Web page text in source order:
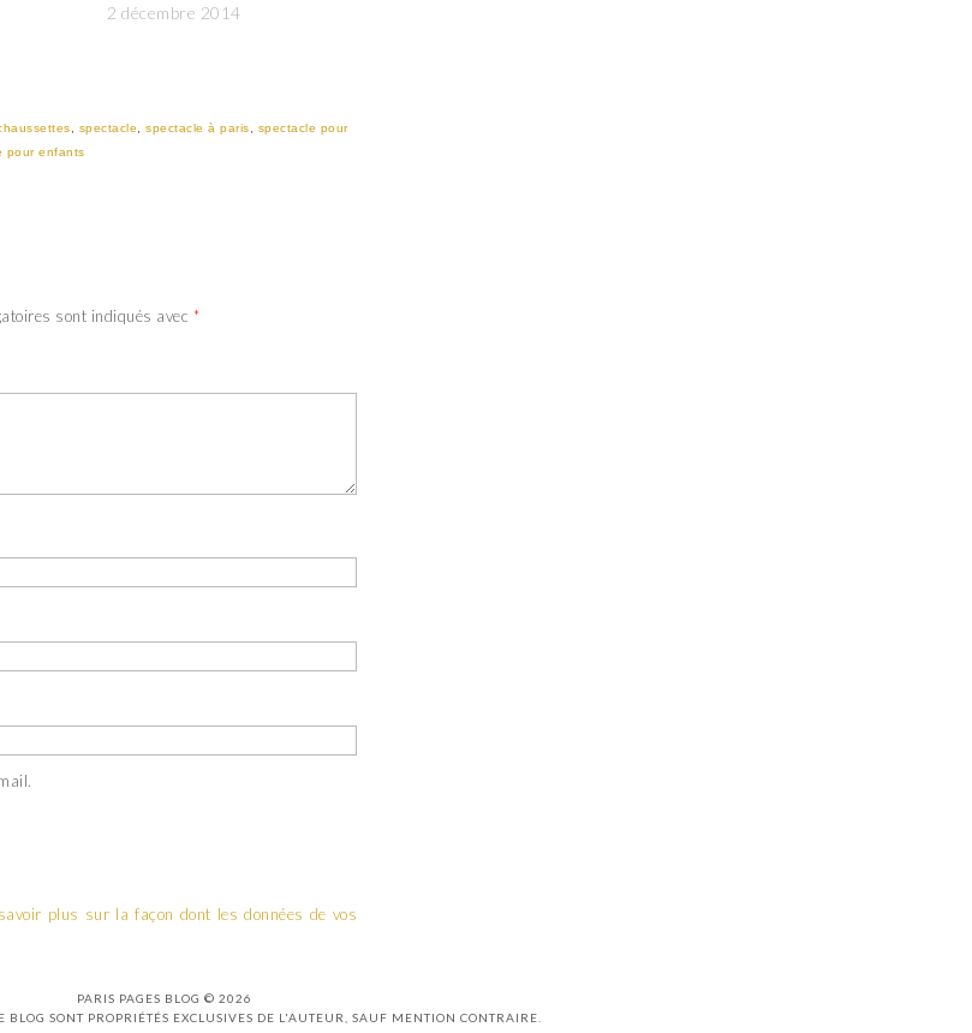
2 décembre 2014
spectacle spectacle à paris
spectacle pour
pour enfants
sont indiqués avec *
plus sur la façon dont les données de vos
PARIS PAGES BLOG © 2026
BLOG SONT PROPRIÉTÉS EXCLUSIVES DE L'AUTEUR, SAUF MENTION CONTRAIRE.